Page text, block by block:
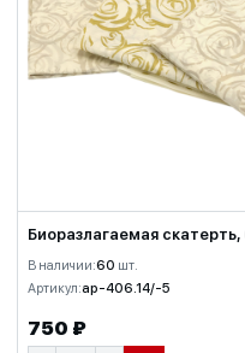
Биоразлагаемая
В наличии:60 шт.
Артикул:ap-406.14/-5
750 ₽